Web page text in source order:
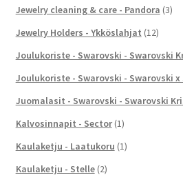
Jewelry cleaning & care - Pandora (3)
Jewelry Holders - Ykköslahjat (12)
Joulukoriste - Swarovski - Swarovski
Joulukoriste - Swarovski - Swarovski x
Juomalasit - Swarovski - Swarovski
Kalvosinnapit - Sector (1)
Kaulaketju - Laatukoru (1)
Kaulaketju - Stelle (2)